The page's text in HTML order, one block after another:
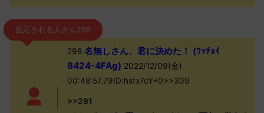
反応される人さん298
298名無しさん、君に決めた！ (ﾜｯﾁｮｲ
8424-4FAg) 2022/12/09(金)
00:48:57.79ID:hstx7cY+0>>309
>>291